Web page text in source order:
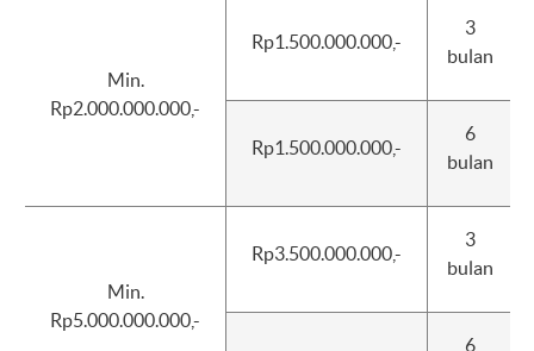
Min.
Rp2.000.000.000,-
Rp1.500.000.000,-
3
bulan
Rp1.500.000.000,-
6
bulan
Min.
Rp5.000.000.000,-
Rp3.500.000.000,-
3
bulan
6